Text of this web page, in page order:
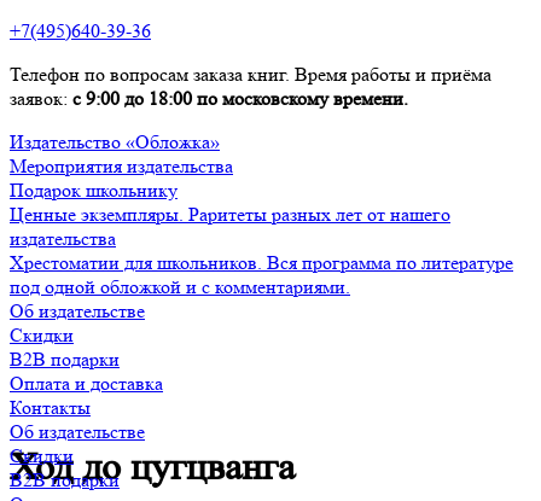
+7(495)640-39-36
Телефон по вопросам заказа книг. Время работы и приёма
заявок: с 9:00 до 18:00 по московскому времени.
Издательство «Обложка»
Мероприятия издательства
Подарок школьнику
Ценные экземпляры. Раритеты разных лет от нашего
издательства
Хрестоматии для школьников. Вся программа по литературе
под одной обложкой и с комментариями.
Об издательстве
Скидки
B2B подарки
Оплата и доставка
Контакты
Об издательстве
Скидки
B2B подарки
Ход до цугцванга